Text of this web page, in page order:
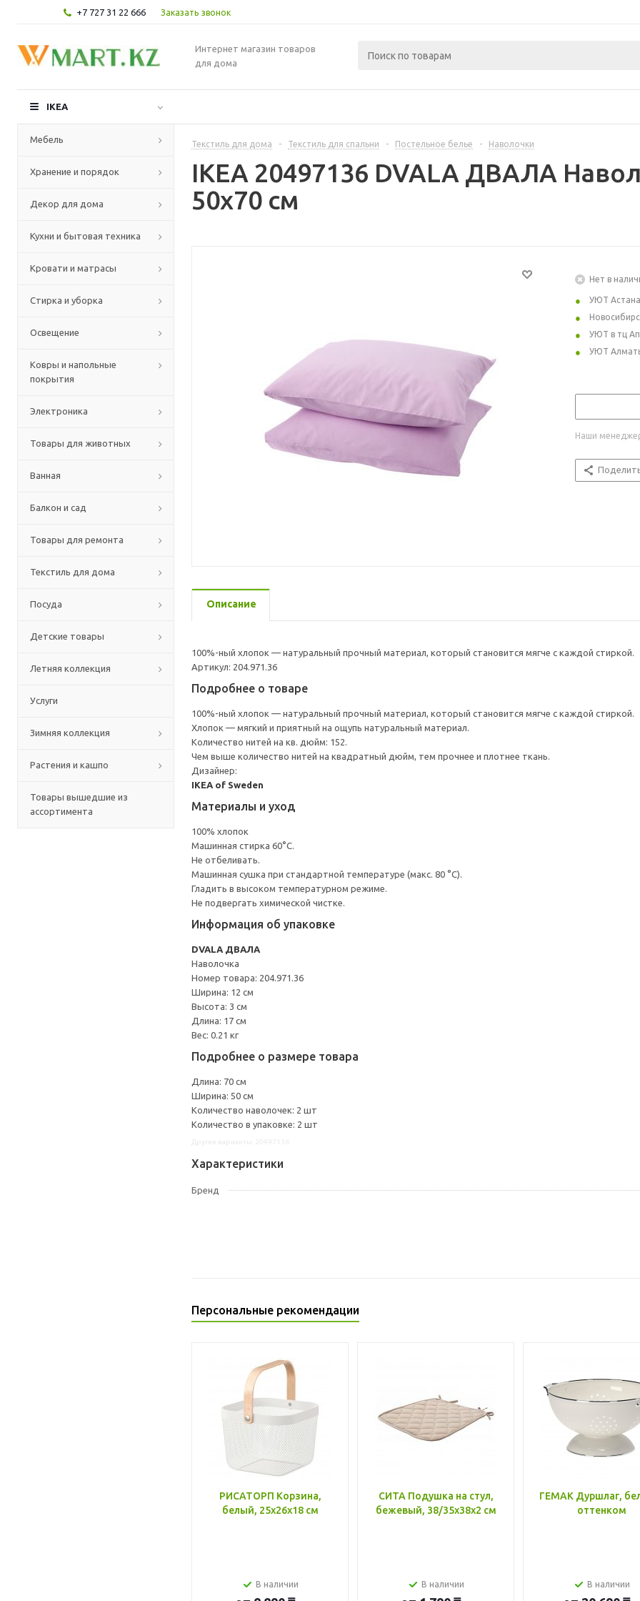
+7 727 31 22 666 Заказать звонок
Интернет магазин товаров
для дома
IKEA
Мебель
Хранение и порядок
Декор для дома
Кухни и бытовая техника
Кровати и матрасы
Стирка и уборка
Освещение
Ковры и напольные
покрытия
Электроника
Товары для животных
Ванная
Балкон и сад
Товары для ремонта
Текстиль для дома
Посуда
Детские товары
Летняя коллекция
Услуги
Зимняя коллекция
Растения и кашпо
Товары вышедшие из
ассортимента
Текстиль для дома - Текстиль для спальни - Постельное белье - Наволочки
IKEA 20497136 DVALA ДВАЛА
50x70 см
Нет в
УЮТ Астана
УЮТ в тц
УЮТ
Наши
Описание
100%-ный хлопок — натуральный прочный материал, который становится мягче с каждой стиркой.
Артикул: 204.971.36
Подробнее о товаре
100%-ный хлопок — натуральный прочный материал, который становится мягче с каждой стиркой.
Хлопок — мягкий и приятный на ощупь натуральный материал.
Количество нитей на кв. дюйм: 152.
Чем выше количество нитей на квадратный дюйм, тем прочнее и плотнее ткань.
Дизайнер:
IKEA of Sweden
Материалы и уход
100% хлопок
Машинная стирка 60°С.
Не отбеливать.
Машинная сушка при стандартной температуре (макс. 80 °C).
Гладить в высоком температурном режиме.
Не подвергать химической чистке.
Информация об упаковке
DVALA ДВАЛА
Наволочка
Номер товара: 204.971.36
Ширина: 12 см
Высота: 3 см
Длина: 17 см
Вес: 0.21 кг
Подробнее о размере товара
Длина: 70 см
Ширина: 50 см
Количество наволочек: 2 шт
Количество в упаковке: 2 шт
Характеристики
Бренд
Персональные рекомендации
РИСАТОРП Корзина,
белый, 25x26x18 см
В наличии
СИТА Подушка на стул,
бежевый, 38/35x38x2 см
В наличии
ГЕМАК Дуршлаг,
оттенком
В наличии